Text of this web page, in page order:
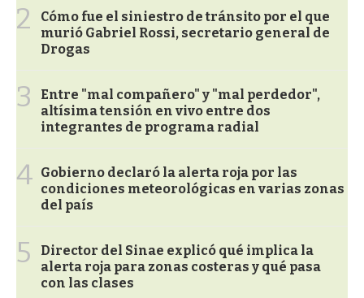
2
Cómo fue el siniestro de tránsito por el que
murió Gabriel Rossi, secretario general de
Drogas
3
Entre "mal compañero" y "mal perdedor",
altísima tensión en vivo entre dos
integrantes de programa radial
4 Gobierno declaró la alerta roja por las
condiciones meteorológicas en varias zonas
del país
5
Director del Sinae explicó qué implica la
alerta roja para zonas costeras y qué pasa
con las clases